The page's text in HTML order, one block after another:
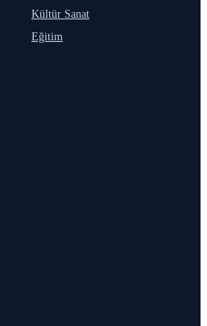
Kültür Sanat
Eğitim